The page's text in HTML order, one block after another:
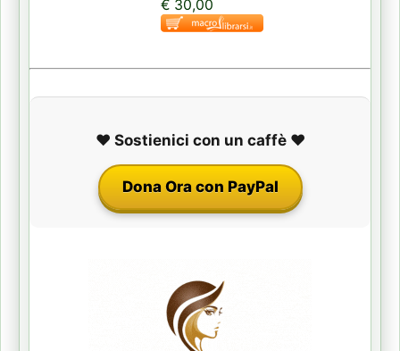
€ 30,00
❤️ Sostienici con un caffè ❤️
Dona Ora con PayPal